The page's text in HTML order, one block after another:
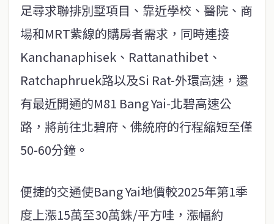
足尋求聯排別墅項目、靠近學校、醫院、商
場和MRT紫線的購房者需求，同時連接
Kanchanaphisek、Rattanathibet、
Ratchaphruek路以及Si Rat-外環高速，還
有最近開通的M81 Bang Yai-北碧高速公
路，將前往北碧府、佛統府的行程縮短至僅
50-60分鐘。
便捷的交通使Bang Yai地價較2025年第1季
度上漲15萬至30萬銖/平方哇，漲幅約